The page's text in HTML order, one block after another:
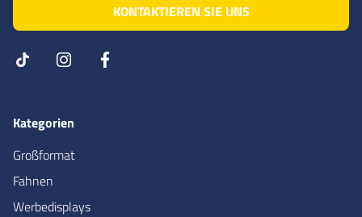
KONTAKTIEREN SIE UNS
Kategorien
Großformat
Fahnen
Werbedisplays